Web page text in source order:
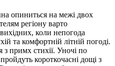
опиниться на межі двох
регіону варто
коли непогода
та комфортній літній погоді.
з примх стихії. Уночі по
короткочасні дощі з